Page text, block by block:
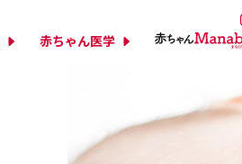
赤ちゃん医学